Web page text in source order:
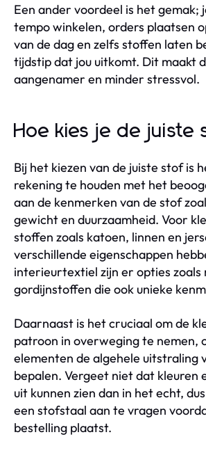
Een ander voordeel is het gemak;
tempo winkelen, orders plaatsen
van de dag en zelfs stoffen laten
tijdstip dat jou uitkomt. Dit maakt
aangenamer en minder stressvol.
Hoe kies je de juiste
Bij het kiezen van de juiste stof is
rekening te houden met het
aan de kenmerken van de stof
gewicht en duurzaamheid. Voor
stoffen zoals katoen, linnen en
verschillende eigenschappen
interieurtextiel zijn er opties zoals
gordijnstoffen die ook unieke
Daarnaast is het cruciaal om de
patroon in overweging te nemen,
elementen de algehele uitstraling
bepalen. Vergeet niet dat kleuren
uit kunnen zien dan in het echt,
een stofstaal aan te vragen
bestelling plaatst.